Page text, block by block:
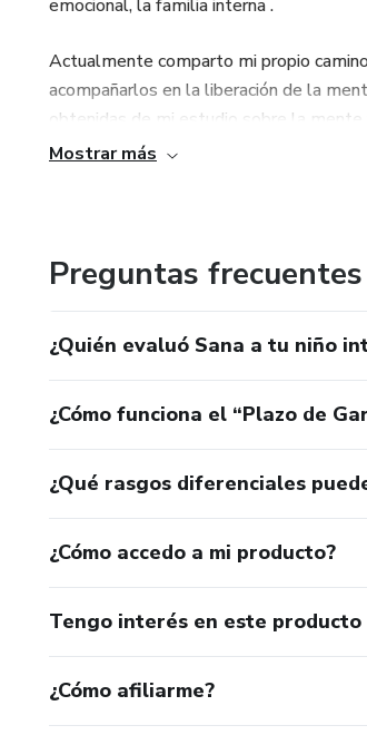
emocional, la familia interna .
Actualmente comparto mi propio
acompañarlos en la liberación de la
obtenidas de mi estudio sobre la mente
El amor por entender y encontrar
relaciones saludables, adquirir
que ya vive dentro de mi.
Mostrar más
Preguntas frecuentes
¿Quién evaluó Sana a tu niño
¿Cómo funciona el “Plazo de
¿Qué rasgos diferenciales
¿Cómo accedo a mi producto?
Tengo interés en este producto
¿Cómo afiliarme?